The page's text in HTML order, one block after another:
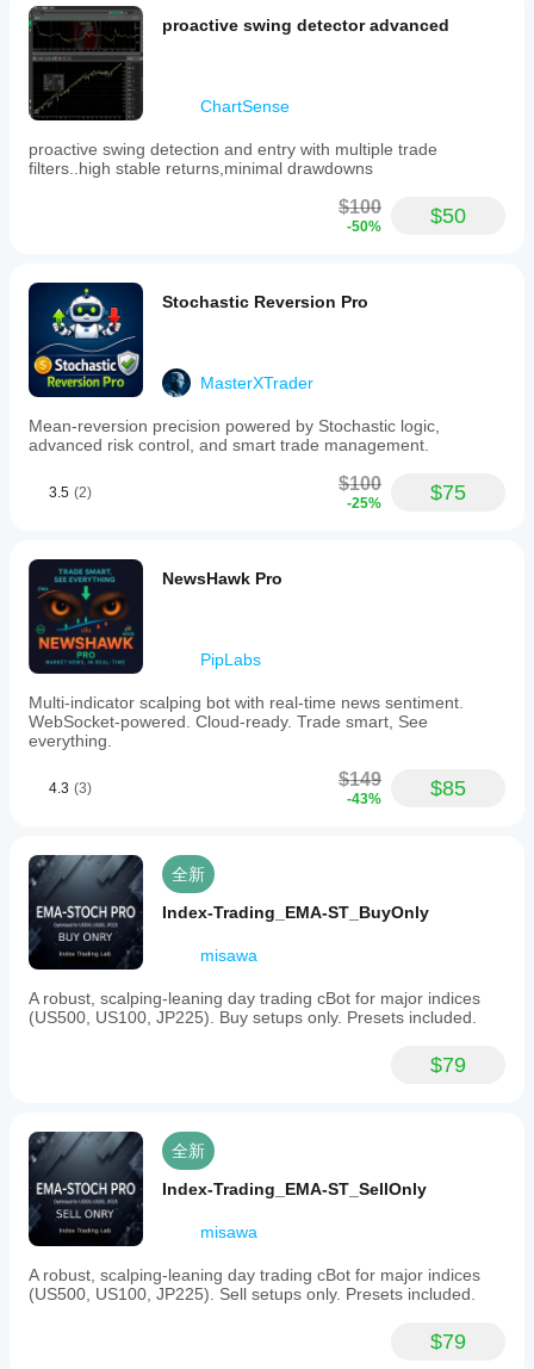
proactive swing detector advanced
ChartSense
proactive swing detection and entry with multiple trade
filters..high stable returns,minimal drawdowns
$100
-50% $50
Stochastic Reversion Pro
MasterXTrader
Mean-reversion precision powered by Stochastic logic,
advanced risk control, and smart trade management.
3.5 (2) $100
-25% $75
NewsHawk Pro
PipLabs
Multi-indicator scalping bot with real-time news sentiment.
WebSocket-powered. Cloud-ready. Trade smart, See
everything.
4.3 (3) $149
-43% $85
全新
Index-Trading_EMA-ST_BuyOnly
misawa
A robust, scalping-leaning day trading cBot for major indices
(US500, US100, JP225). Buy setups only. Presets included.
$79
全新
Index-Trading_EMA-ST_SellOnly
misawa
A robust, scalping-leaning day trading cBot for major indices
(US500, US100, JP225). Sell setups only. Presets included.
$79